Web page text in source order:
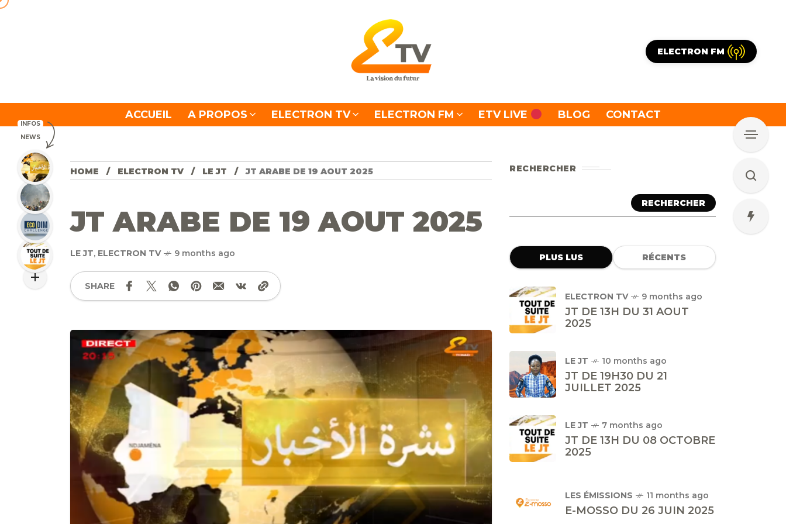
ELECTRON FM
ACCUEIL A PROPOS ELECTRON TV ELECTRON FM ETV LIVE BLOG CONTACT
HOME ELECTRON TV LE JT JT ARABE DE 19 AOUT 2025
JT ARABE DE 19 AOUT 2025
LE JT, ELECTRON TV 9 months ago
SHARE
RECHERCHER
RECHERCHER
PLUS LUS RÉCENTS
ELECTRON TV 9 months ago
JT DE 13H DU 31 AOUT
2025
LE JT 10 months ago
JT DE 19H30 DU 21
JUILLET 2025
LE JT 7 months ago
JT DE 13H DU 08 OCTOBRE
2025
LES ÉMISSIONS 11 months ago
E-MOSSO DU 26 JUIN 2025
INFOS
NEWS